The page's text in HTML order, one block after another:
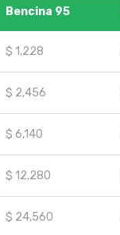
Bencina 95
$ 1,228
$ 2,456
$ 6,140
$ 12,280
$ 24,560